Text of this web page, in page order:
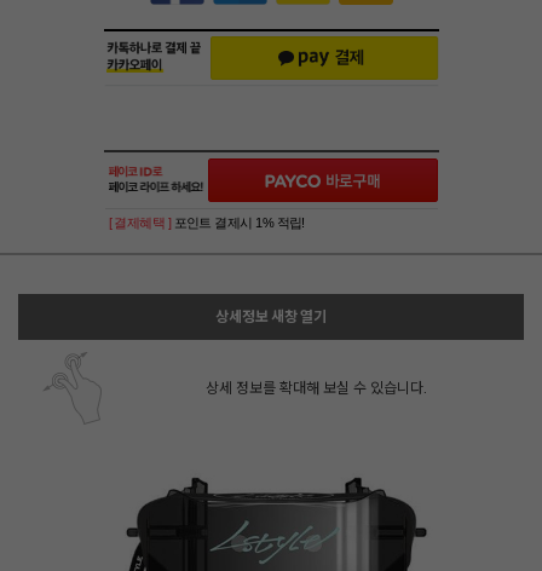
[ 결제혜택 ] 포인트 결제시 1% 적립!
상세정보 새창 열기
상세 정보를 확대해 보실 수 있습니다.